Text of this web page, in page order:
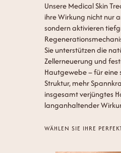
Unsere Medical Skin
ihre Wirkung nicht nur
sondern aktivieren
Sie unterstützen die
Zellerneuerung und
Hautgewebe – für
Struktur, mehr
insgesamt verjüngtes
langanhaltender
WÄHLEN SIE IHRE